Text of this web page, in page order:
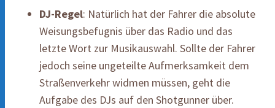
DJ-Regel: Natürlich hat der Fahrer die absolute
Weisungsbefugnis über das Radio und das
letzte Wort zur Musikauswahl. Sollte der Fahrer
jedoch seine ungeteilte Aufmerksamkeit dem
Straßenverkehr widmen müssen, geht die
Aufgabe des DJs auf den Shotgunner über.